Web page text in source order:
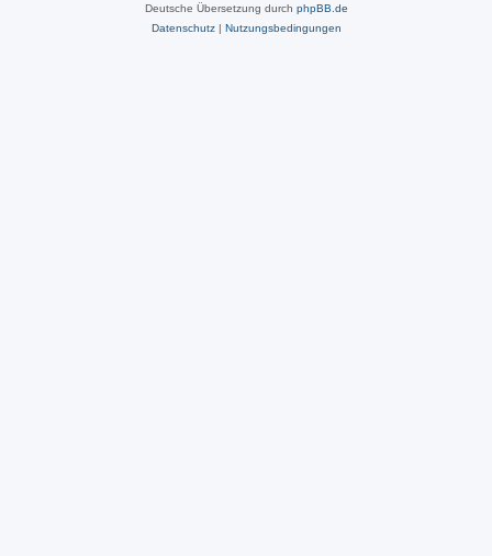
Deutsche Übersetzung durch phpBB.de
Datenschutz| Nutzungsbedingungen